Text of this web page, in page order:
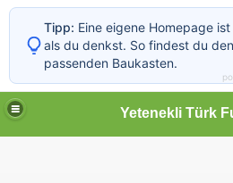
Tipp: Eine eigene Homepage
als du denkst. So findest du den
passenden Baukasten.